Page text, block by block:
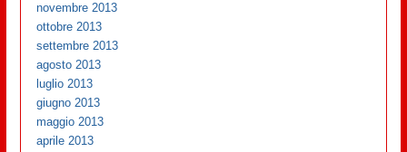
novembre 2013
ottobre 2013
settembre 2013
agosto 2013
luglio 2013
giugno 2013
maggio 2013
aprile 2013